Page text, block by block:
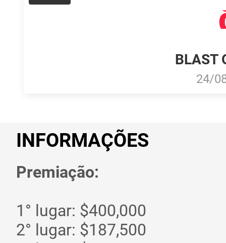
BLAST
24/
INFORMAÇÕES
Premiação:
1° lugar: $400,000
2° lugar: $187,500